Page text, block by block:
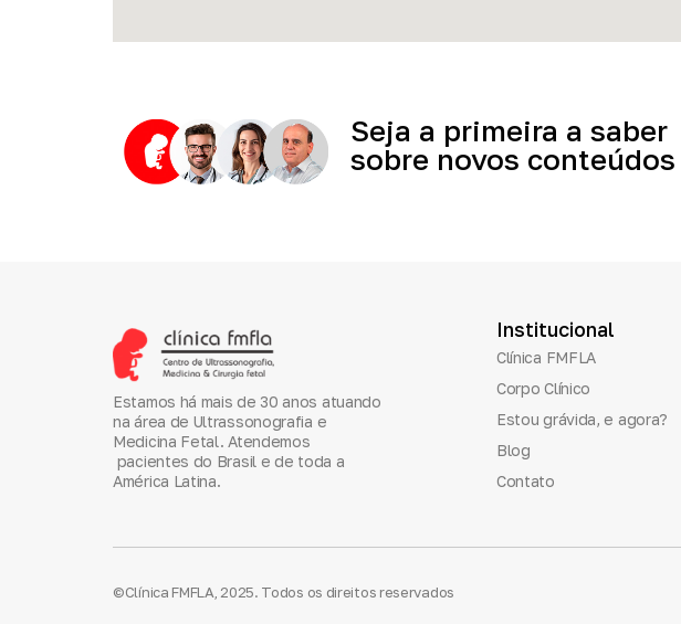
Seja a primeira a saber
sobre novos conteúdos
Estamos há mais de 30 anos atuando
na área de Ultrassonografia e
Medicina Fetal. Atendemos
pacientes do Brasil e de toda a
América Latina.
Institucional
Clínica FMFLA
Corpo Clínico
Estou grávida, e agora?
Blog
Contato
©Clínica FMFLA, 2025. Todos os direitos reservados